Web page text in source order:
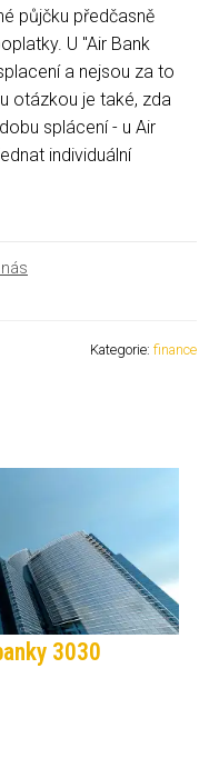
půjčku předčasně
U "Air Bank
a nejsou za to
otázkou je také, zda
splácení - u Air
individuální
Kategorie: finance
3030